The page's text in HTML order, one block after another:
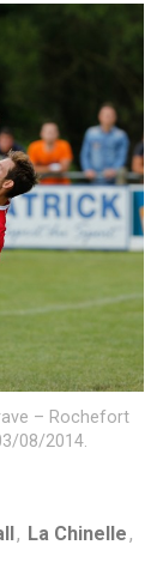
– Rochefort
08/2014.
, La Chinelle,